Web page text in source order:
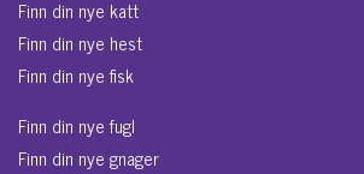
Finn din nye katt
Finn din nye hest
Finn din nye fisk
Finn din nye fugl
Finn din nye gnager